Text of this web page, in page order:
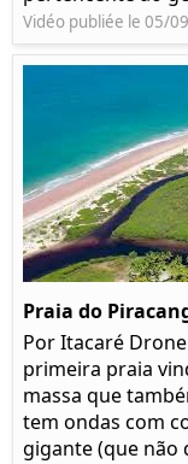
Vidéo publiée le 05/
Praia do
Por Itacaré
primeira praia
massa que
tem ondas com
gigante (que não